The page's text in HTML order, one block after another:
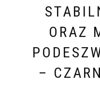
ORAZ
–